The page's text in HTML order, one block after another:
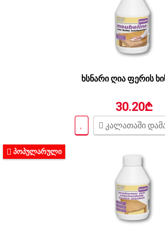
ხსნარი ღია ფერის
30.20₾
კალათაში
ᲞᲝᲞᲣᲚᲐᲠᲣᲚᲘ